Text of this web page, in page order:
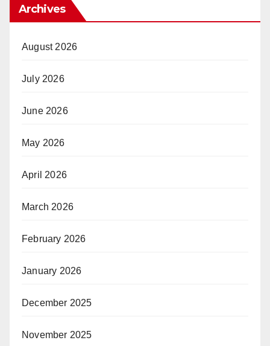
Archives
August 2026
July 2026
June 2026
May 2026
April 2026
March 2026
February 2026
January 2026
December 2025
November 2025